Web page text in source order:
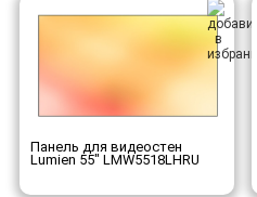
Панель для видеостен
Lumien 55" LMW5518LHRU